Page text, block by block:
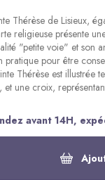
Thérèse de Lisieux,
religieuse présente
"petite voie" et son
pratique pour être
Thérèse est illustrée
et une croix,
avant 14H,